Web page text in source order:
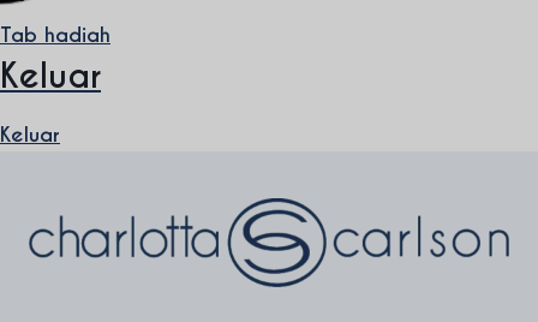
Tab hadiah
Keluar
Keluar